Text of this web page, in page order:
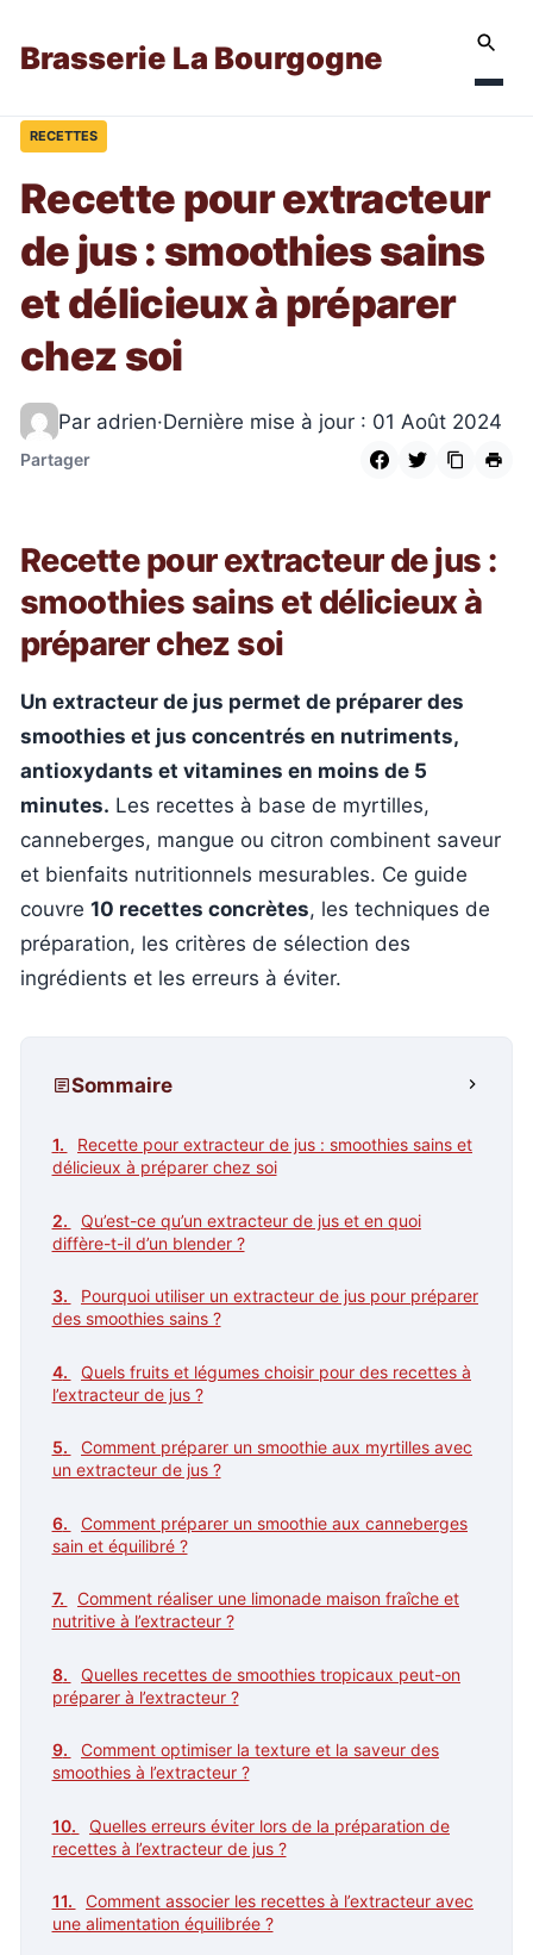
Brasserie La Bourgogne
RECETTES
Recette pour extracteur
de jus : smoothies sains
et délicieux à préparer
chez soi
Par adrien·Dernière mise à jour : 01 Août 2024
Partager
Recette pour extracteur de jus :
smoothies sains et délicieux à
préparer chez soi
Un extracteur de jus permet de préparer des
smoothies et jus concentrés en nutriments,
antioxydants et vitamines en moins de 5
minutes. Les recettes à base de myrtilles,
canneberges, mangue ou citron combinent saveur
et bienfaits nutritionnels mesurables. Ce guide
couvre 10 recettes concrètes, les techniques de
préparation, les critères de sélection des
ingrédients et les erreurs à éviter.
Sommaire
Recette pour extracteur de jus : smoothies sains et
délicieux à préparer chez soi
Qu’est-ce qu’un extracteur de jus et en quoi
diffère-t-il d’un blender ?
Pourquoi utiliser un extracteur de jus pour préparer
des smoothies sains ?
Quels fruits et légumes choisir pour des recettes à
l’extracteur de jus ?
Comment préparer un smoothie aux myrtilles avec
un extracteur de jus ?
Comment préparer un smoothie aux canneberges
sain et équilibré ?
Comment réaliser une limonade maison fraîche et
nutritive à l’extracteur ?
Quelles recettes de smoothies tropicaux peut-on
préparer à l’extracteur ?
Comment optimiser la texture et la saveur des
smoothies à l’extracteur ?
Quelles erreurs éviter lors de la préparation de
recettes à l’extracteur de jus ?
Comment associer les recettes à l’extracteur avec
une alimentation équilibrée ?